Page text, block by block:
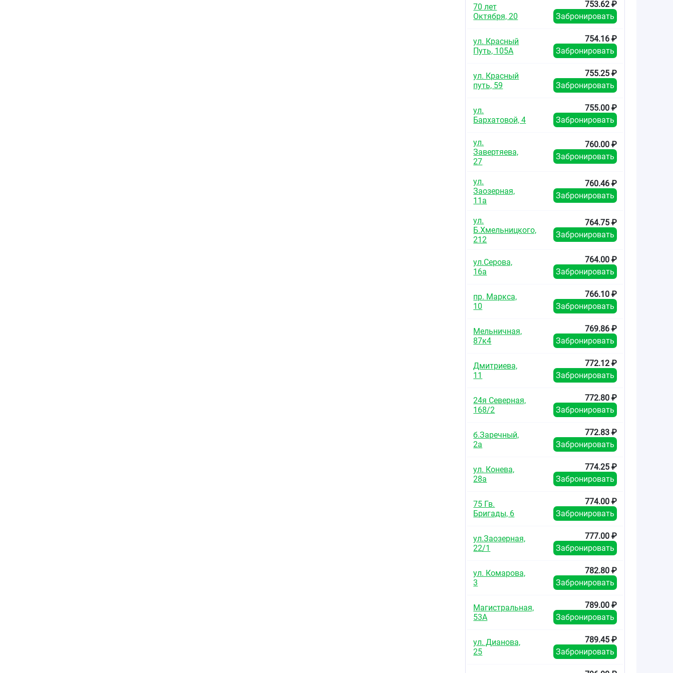
70 лет
Октября, 20
753.62 ₽
Забронировать
ул. Красный
Путь, 105А
754.16 ₽
Забронировать
ул. Красный
путь, 59
755.25 ₽
Забронировать
ул.
Бархатовой, 4
755.00 ₽
Забронировать
ул.
Завертяева,
27
760.00 ₽
Забронировать
ул.
Заозерная,
11а
760.46 ₽
Забронировать
ул.
Б.Хмельницкого,
212
764.75 ₽
Забронировать
ул.Серова,
16а
764.00 ₽
Забронировать
пр. Маркса,
10
766.10 ₽
Забронировать
Мельничная,
87к4
769.86 ₽
Забронировать
Дмитриева,
11
772.12 ₽
Забронировать
24я Северная,
168/2
772.80 ₽
Забронировать
б.Заречный,
2а
772.83 ₽
Забронировать
ул. Конева,
28а
774.25 ₽
Забронировать
75 Гв.
Бригады, 6
774.00 ₽
Забронировать
ул.Заозерная,
22/1
777.00 ₽
Забронировать
ул. Комарова,
3
782.80 ₽
Забронировать
Магистральная,
53А
789.00 ₽
Забронировать
ул. Дианова,
25
789.45 ₽
Забронировать